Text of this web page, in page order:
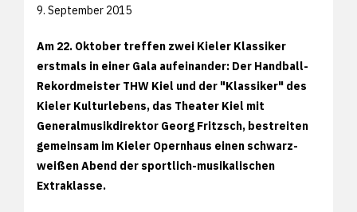
9. September 2015
Am 22. Oktober treffen zwei Kieler Klassiker
erstmals in einer Gala aufeinander: Der Handball-
Rekordmeister THW Kiel und der "Klassiker" des
Kieler Kulturlebens, das Theater Kiel mit
Generalmusikdirektor Georg Fritzsch, bestreiten
gemeinsam im Kieler Opernhaus einen schwarz-
weißen Abend der sportlich-musikalischen
Extraklasse.